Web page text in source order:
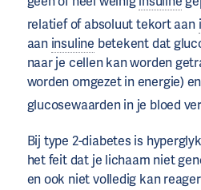
relatief of absoluut tekort aan
aan insuline betekent dat
naar je cellen kan worden
worden omgezet in energie)
glucosewaarden in je bloed
Bij type 2-diabetes is
het feit dat je lichaam niet
en ook niet volledig kan